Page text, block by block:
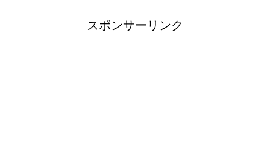
スポンサーリンク